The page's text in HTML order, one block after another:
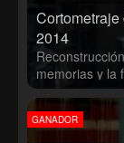
2014
memorias y la
GANADOR